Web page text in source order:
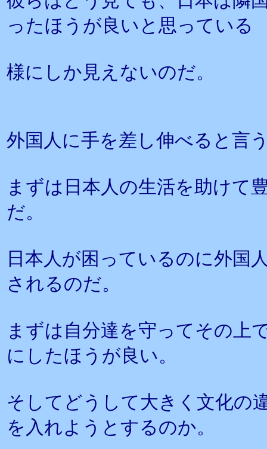
ったほうが良いと思っている
様にしか見えないのだ。
外国人に手を差し伸べると言
まずは日本人の生活を助けて
だ。
日本人が困っているのに外国
されるのだ。
まずは自分達を守ってその上
にしたほうが良い。
そしてどうして大きく文化の
を入れようとするのか。